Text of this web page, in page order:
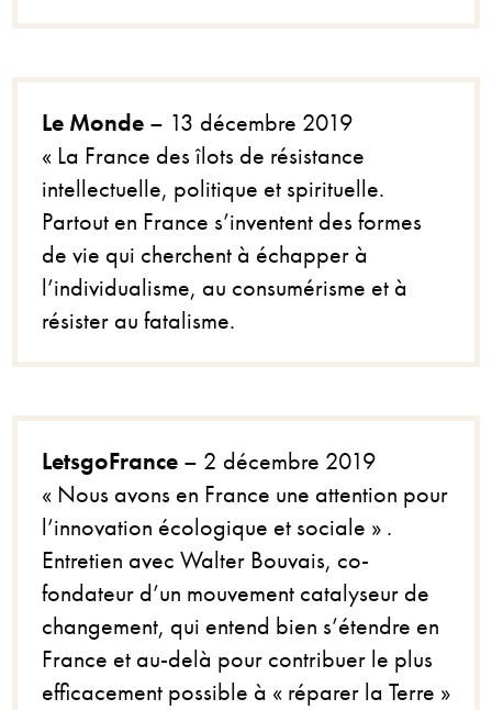
Le Monde – 13 décembre 2019
« La France des îlots de résistance
intellectuelle, politique et spirituelle.
Partout en France s’inventent des formes
de vie qui cherchent à échapper à
l’individualisme, au consumérisme et à
résister au fatalisme.
LetsgoFrance – 2 décembre 2019
« Nous avons en France une attention pour
l’innovation écologique et sociale » .
Entretien avec Walter Bouvais, co-
fondateur d’un mouvement catalyseur de
changement, qui entend bien s’étendre en
France et au-delà pour contribuer le plus
efficacement possible à « réparer la Terre »